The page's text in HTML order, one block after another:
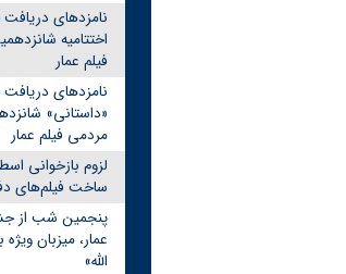
نامزدهای
اختتامیه
فیلم عمار
نامزدهای
«داستانی»
مردمی فیلم عمار
لزوم بازخوانی
ساخت فیلم‌های
پنجمین شب از
عمار، میزبان
الله»